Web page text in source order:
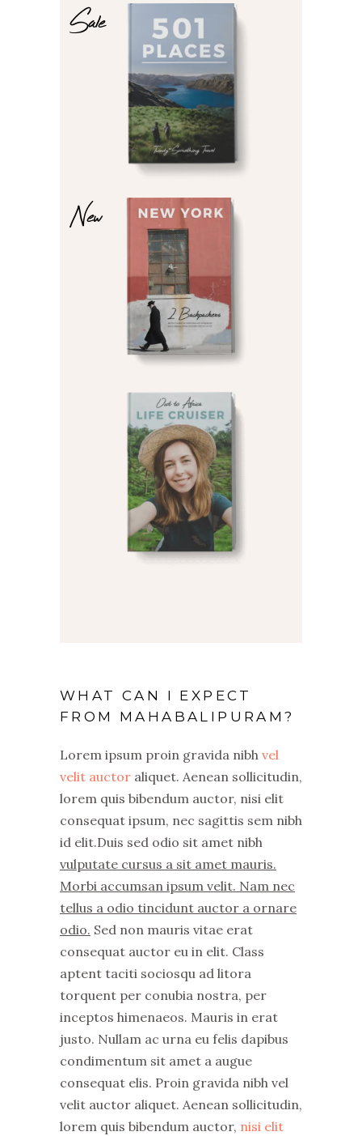
Sale
$ $
New
WHAT CAN I EXPECT
FROM MAHABALIPURAM?
Lorem ipsum proin gravida nibh vel
velit auctor aliquet. Aenean sollicitudin,
lorem quis bibendum auctor, nisi elit
consequat ipsum, nec sagittis sem nibh
id elit.Duis sed odio sit amet nibh
vulputate cursus a sit amet mauris.
Morbi accumsan ipsum velit. Nam nec
tellus a odio tincidunt auctor a ornare
odio. Sed non mauris vitae erat
consequat auctor eu in elit. Class
aptent taciti sociosqu ad litora
torquent per conubia nostra, per
inceptos himenaeos. Mauris in erat
justo. Nullam ac urna eu felis dapibus
condimentum sit amet a augue
consequat elis. Proin gravida nibh vel
velit auctor aliquet. Aenean sollicitudin,
lorem quis bibendum auctor, nisi elit